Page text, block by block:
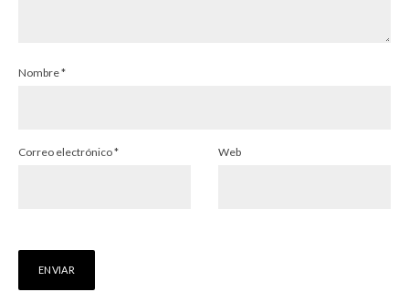
Nombre*
Correo electrónico* Web